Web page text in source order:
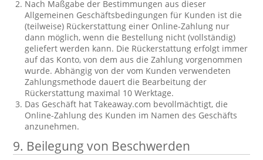
Nach Maßgabe der Bestimmungen aus dieser
Allgemeinen Geschäftsbedingungen für Kunden ist die
(teilweise) Rückerstattung einer Online-Zahlung nur
dann möglich, wenn die Bestellung nicht (vollständig)
geliefert werden kann. Die Rückerstattung erfolgt immer
auf das Konto, von dem aus die Zahlung vorgenommen
wurde. Abhängig von der vom Kunden verwendeten
Zahlungsmethode dauert die Bearbeitung der
Rückerstattung maximal 10 Werktage.
Das Geschäft hat Takeaway.com bevollmächtigt, die
Online-Zahlung des Kunden im Namen des Geschäfts
anzunehmen.
9. Beilegung von Beschwerden